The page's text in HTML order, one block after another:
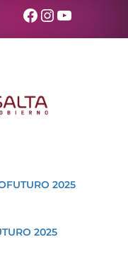
Facebook
Instagram
YouTube
2025
2025